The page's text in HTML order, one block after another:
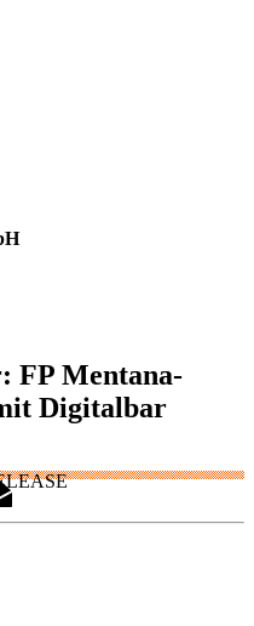
FP Mentana-
Digitalbar